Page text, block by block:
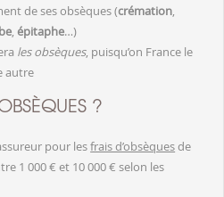
de ses obsèques (crémation,
,épitaphe…)
les obsèques, puisqu’on France le
autre
?
pour lesfrais d’obsèquesde
1 000 € et 10 000 € selon les